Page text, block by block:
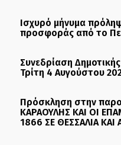
Ισχυρό μήνυμα
προσφοράς από το
Συνεδρίαση
Τρίτη 4 Αυγούστου
Πρόσκληση στην
ΚΑΡΑΟΥΛΗΣ ΚΑΙ ΟΙ
1866 ΣΕ ΘΕΣΣΑΛΙΑ ΚΑΙ